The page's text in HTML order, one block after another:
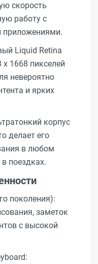
скорость
работу с
Liquid Retina
1668 пикселей
невероятно
и ярких
корпус
делает его
в любом
поездках.
поколения):
заметок
с высокой